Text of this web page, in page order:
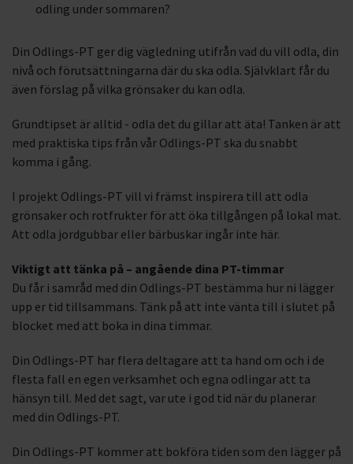
odling under sommaren?
Din Odlings-PT ger dig vägledning utifrån vad du vill odla, din
nivå och förutsättningarna där du ska odla. Självklart får du
även förslag på vilka grönsaker du kan odla.
Grundtipset är alltid - odla det du gillar att äta! Tanken är att
med praktiska tips från vår Odlings-PT ska du snabbt
komma i gång.
I projekt Odlings-PT vill vi främst inspirera till att odla
grönsaker och rotfrukter för att öka tillgången på lokal mat.
Att odla jordgubbar eller bärbuskar ingår inte här.
Viktigt att tänka på – angående dina PT-timmar
Du får i samråd med din Odlings-PT bestämma hur ni lägger
upp er tid tillsammans. Tänk på att inte vänta till i slutet på
blocket med att boka in dina timmar.
Din Odlings-PT har flera deltagare att ta hand om och i de
flesta fall en egen verksamhet och egna odlingar att ta
hänsyn till. Med det sagt, var ute i god tid när du planerar
med din Odlings-PT.
Din Odlings-PT kommer att bokföra tiden som den lägger på